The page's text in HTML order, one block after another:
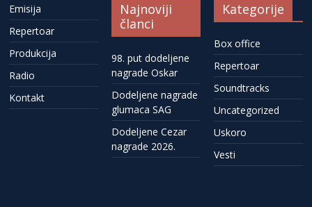
Emisija
Repertoar
Produkcija
Radio
Kontakt
Najnoviji
članci
98. put dodeljene
nagrade Oskar
Dodeljene nagrade
glumaca SAG
Dodeljene Cezar
nagrade 2026.
Kategorije
Box office
Repertoar
Soundtracks
Uncategorized
Uskoro
Vesti